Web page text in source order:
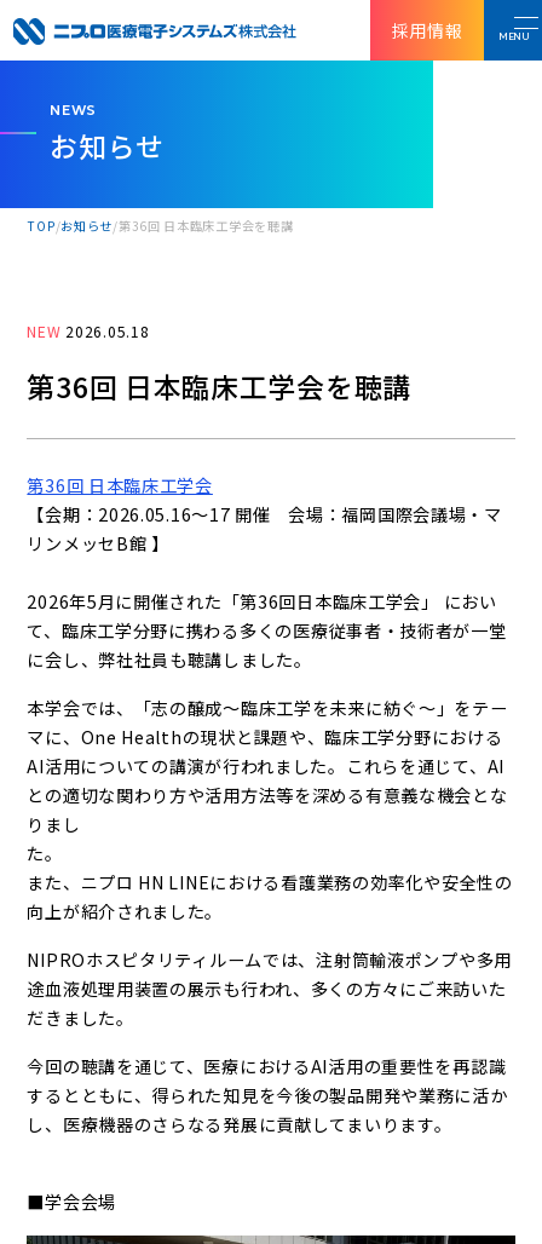
採用情報 MENU
NEWS
お知らせ
TOP お知らせ 第36回 日本臨床工学会を聴講
NEW 2026.05.18
第36回 日本臨床工学会を聴講
第36回 日本臨床工学会
【会期：2026.05.16～17 開催 会場：福岡国際会議場・マ
リンメッセB館 】
2026年5月に開催された「第36回日本臨床工学会」 におい
て、臨床工学分野に携わる多くの医療従事者・技術者が一堂
に会し、弊社社員も聴講しました。
本学会では、「志の醸成～臨床工学を未来に紡ぐ～」をテー
マに、One Healthの現状と課題や、臨床工学分野における
AI活用についての講演が行われました。これらを通じて、AI
との適切な関わり方や活用方法等を深める有意義な機会とな
りまし
た。
また、ニプロ HN LINEにおける看護業務の効率化や安全性の
向上が紹介されました。
NIPROホスピタリティルームでは、注射筒輸液ポンプや多用
途血液処理用装置の展示も行われ、多くの方々にご来訪いた
だきました。
今回の聴講を通じて、医療におけるAI活用の重要性を再認識
するとともに、得られた知見を今後の製品開発や業務に活か
し、医療機器のさらなる発展に貢献してまいります。
■学会会場